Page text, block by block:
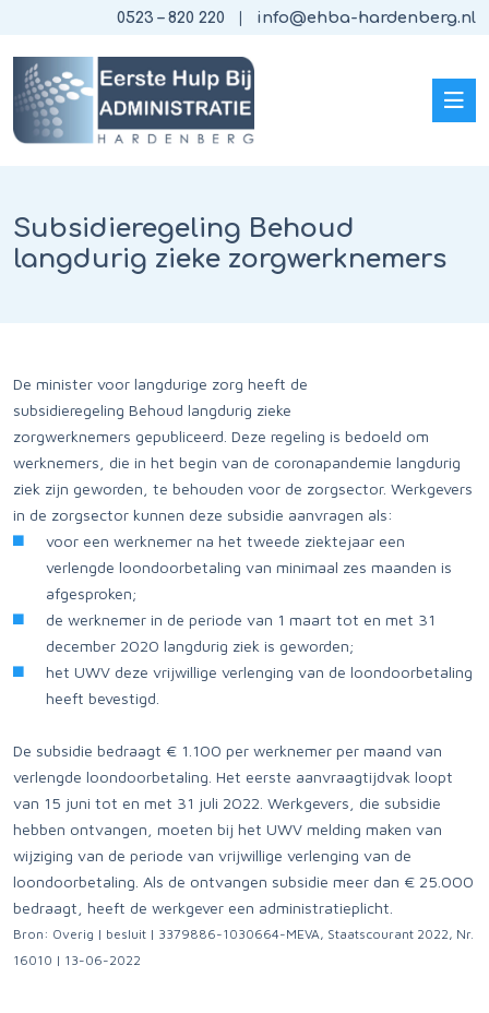
0523 – 820 220 info@ehba-hardenberg.nl
Subsidieregeling Behoud
langdurig zieke zorgwerknemers
De minister voor langdurige zorg heeft de
subsidieregeling Behoud langdurig zieke
zorgwerknemers gepubliceerd. Deze regeling is bedoeld om
werknemers, die in het begin van de coronapandemie langdurig
ziek zijn geworden, te behouden voor de zorgsector. Werkgevers
in de zorgsector kunnen deze subsidie aanvragen als:
voor een werknemer na het tweede ziektejaar een
verlengde loondoorbetaling van minimaal zes maanden is
afgesproken;
de werknemer in de periode van 1 maart tot en met 31
december 2020 langdurig ziek is geworden;
het UWV deze vrijwillige verlenging van de loondoorbetaling
heeft bevestigd.
De subsidie bedraagt € 1.100 per werknemer per maand van
verlengde loondoorbetaling. Het eerste aanvraagtijdvak loopt
van 15 juni tot en met 31 juli 2022. Werkgevers, die subsidie
hebben ontvangen, moeten bij het UWV melding maken van
wijziging van de periode van vrijwillige verlenging van de
loondoorbetaling. Als de ontvangen subsidie meer dan € 25.000
bedraagt, heeft de werkgever een administratieplicht.
Bron: Overig | besluit | 3379886-1030664-MEVA, Staatscourant 2022, Nr.
16010 | 13-06-2022